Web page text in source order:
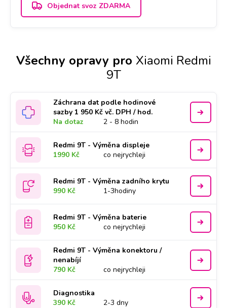
Objednat svoz ZDARMA
Všechny opravy pro Xiaomi Redmi
9T
Záchrana dat podle hodinové
sazby 1 950 Kč vč. DPH / hod.
Na dotaz
2 - 8 hodin
Redmi 9T - Výměna displeje
1990 Kč
co nejrychleji
Redmi 9T - Výměna zadního krytu
990 Kč
1-3hodiny
Redmi 9T - Výměna baterie
950 Kč
co nejrychleji
Redmi 9T - Výměna konektoru /
nenabíjí
790 Kč
co nejrychleji
Diagnostika
390 Kč
2-3 dny